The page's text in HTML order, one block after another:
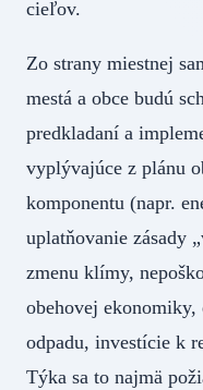
cieľov.
Zo strany miestnej
mestá a obce budú
predkladaní a
vyplývajúce z plánu
komponentu (napr.
uplatňovanie zásady
zmenu klímy,
obehovej
odpadu, investície k
Týka sa to najmä